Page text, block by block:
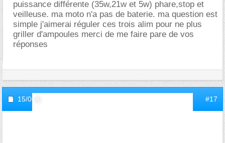
puissance différente (35w,21w et 5w) phare,stop et
veilleuse. ma moto n'a pas de baterie. ma question est
simple j'aimerai réguler ces trois alim pour ne plus
griller d'ampoules merci de me faire pare de vos
réponses
15/08/2009, #17